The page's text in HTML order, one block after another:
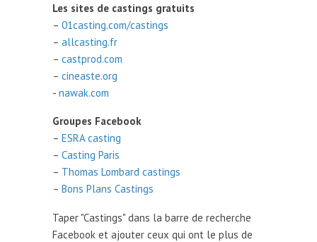
Les sites de castings gratuits
– 01casting.com/castings
– allcasting.fr
– castprod.com
– cineaste.org
- nawak.com
Groupes Facebook
– ESRA casting
– Casting Paris
– Thomas Lombard castings
– Bons Plans Castings
Taper "Castings" dans la barre de recherche
Facebook et ajouter ceux qui ont le plus de